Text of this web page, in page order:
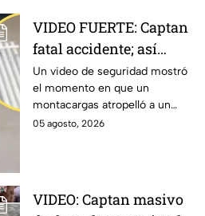
VIDEO FUERTE: Captan
fatal accidente; así
montacargas atropelló
a trabajador distraído
en su celular
Un video de seguridad mostró
el momento en que un
montacargas atropelló a un
trabajador dentro de una planta
05 agosto, 2026
VIDEO: Captan masivo